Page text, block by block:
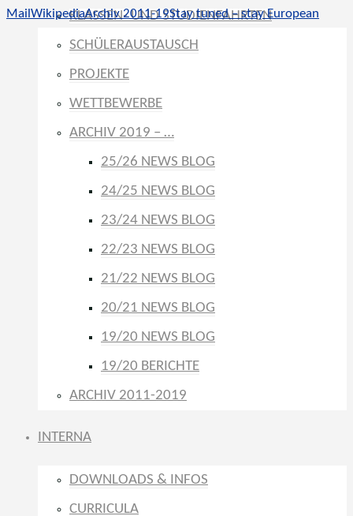
KLASSEN- UND STUDIENFAHRTEN
SCHÜLERAUSTAUSCH
PROJEKTE
WETTBEWERBE
ARCHIV 2019 – …
25/26 NEWS BLOG
24/25 NEWS BLOG
23/24 NEWS BLOG
22/23 NEWS BLOG
21/22 NEWS BLOG
20/21 NEWS BLOG
19/20 NEWS BLOG
19/20 BERICHTE
ARCHIV 2011-2019
INTERNA
DOWNLOADS & INFOS
CURRICULA
Mail WikipediaArchiv 2011-19Stay tuned – stay European